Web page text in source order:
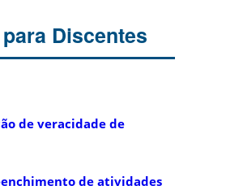
Discentes
de veracidade de
de atividades